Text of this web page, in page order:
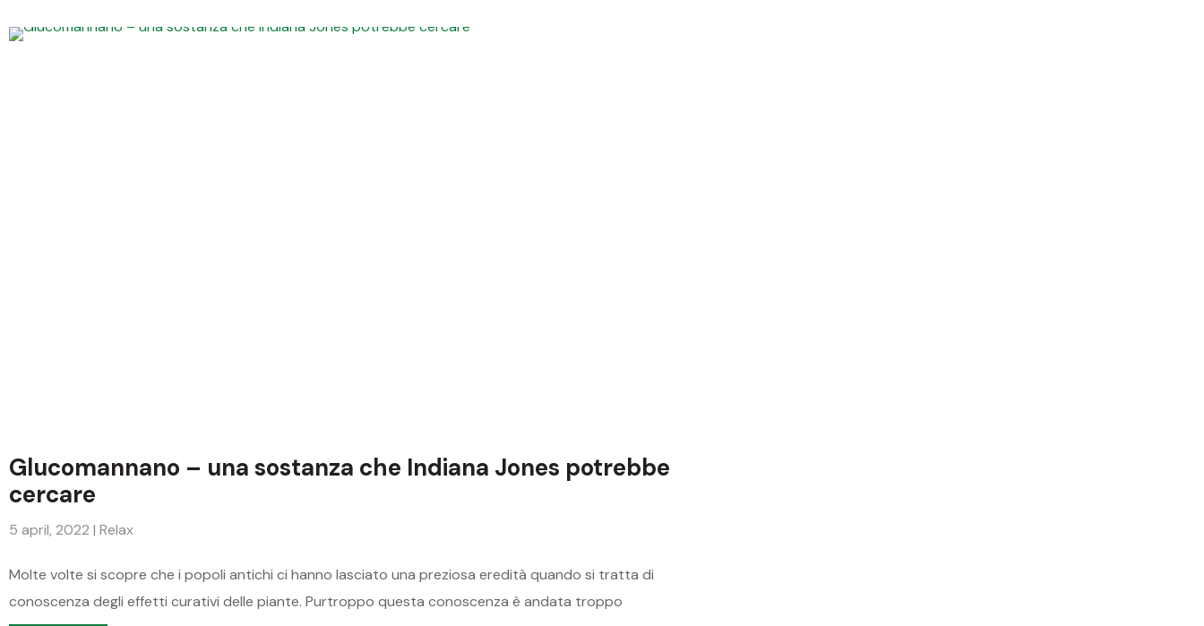
Glucomannano – una sostanza che Indiana Jones potrebbe
cercare
5 april, 2022 | Relax
Molte volte si scopre che i popoli antichi ci hanno lasciato una preziosa eredità quando si tratta di
conoscenza degli effetti curativi delle piante. Purtroppo questa conoscenza è andata troppo